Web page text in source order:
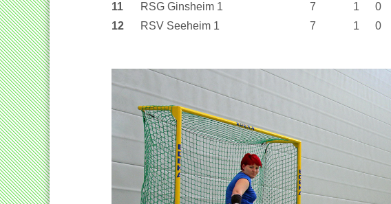
11
RSG Ginsheim 1 7 1 0
12
RSV Seeheim 1 7 1 0